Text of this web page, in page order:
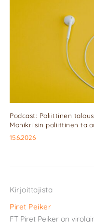
Podcast: Poliittinen
Monikriisin poliittinen
15.6.2026
Kirjoittajista
Piret Peiker
FT Piret Peiker on